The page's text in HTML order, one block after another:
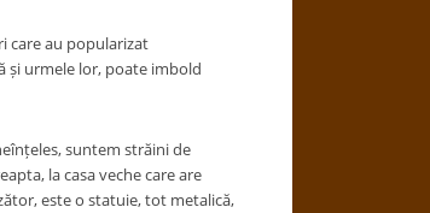
care au popularizat
și urmele lor, poate imbold
suntem străini de
la casa veche care are
este o statuie, tot metalică,